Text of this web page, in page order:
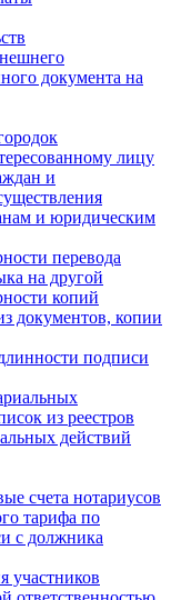
документа на
лицу
и
и юридическим
перевода
на другой
копий
документов, копии
подписи
из реестров
действий
счета нотариусов
тарифа по
с должника
участников